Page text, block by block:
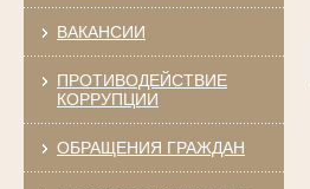
ВАКАНСИИ
ПРОТИВОДЕЙСТВИЕ
КОРРУПЦИИ
ОБРАЩЕНИЯ ГРАЖДАН